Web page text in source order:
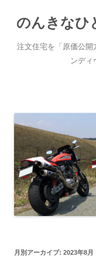
テ
ン
へ
ス
のんきな
注文住宅を「原価公開
ンディ
月別アーカイブ: 2023年8月